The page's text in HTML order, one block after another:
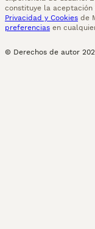
constituye la aceptación
Privacidad y Cookies de
preferencias en
© Derechos de autor